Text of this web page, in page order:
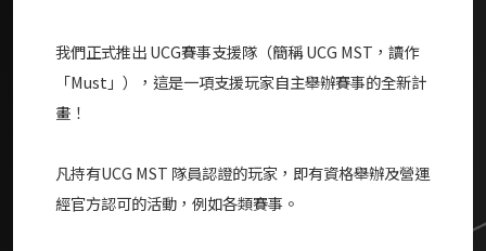
我們正式推出 UCG賽事支援隊（簡稱 UCG MST，讀作
「Must」），這是一項支援玩家自主舉辦賽事的全新計
畫！
凡持有UCG MST 隊員認證的玩家，即有資格舉辦及營運
經官方認可的活動，例如各類賽事。